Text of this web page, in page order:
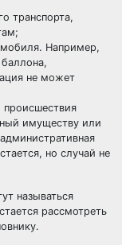
транспорта,
Например,
баллона,
не может
происшествия
имуществу или
но случай не
называться
рассмотреть